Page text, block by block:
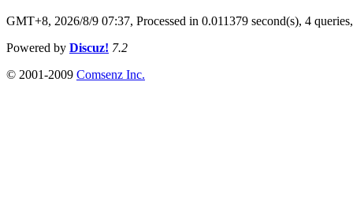
GMT+8, 2026/8/9 07:37, Processed in 0.011379 second(s), 4
Powered by Discuz! 7.2
© 2001-2009 Comsenz Inc.